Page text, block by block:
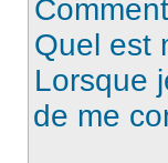
Quel est
Lorsque
de me